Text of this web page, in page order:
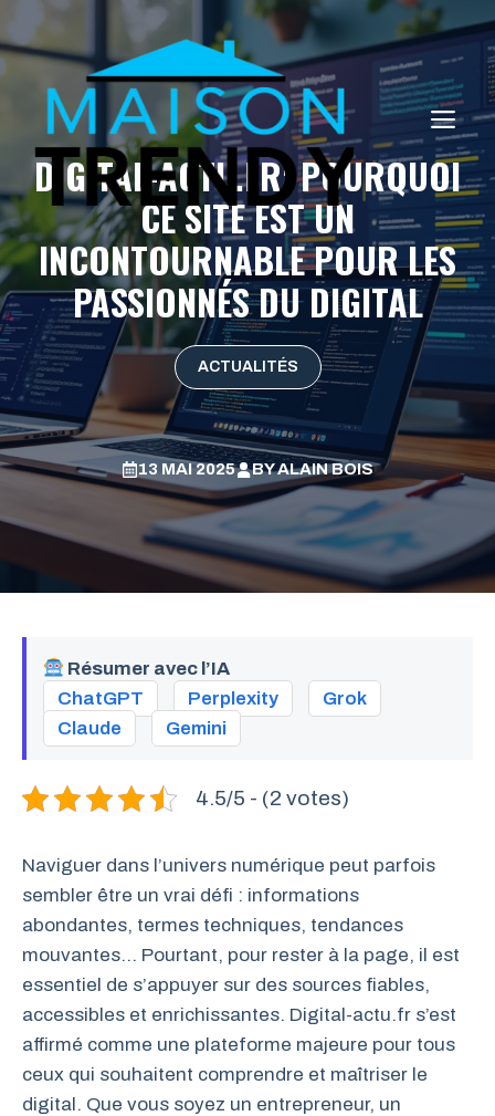
au
contenu
DIGITAL-ACTU.FR: POURQUOI
CE SITE EST UN
INCONTOURNABLE POUR LES
PASSIONNÉS DU DIGITAL
ACTUALITÉS
13 MAI 2025 BYALAIN BOIS
Résumer avec l’IA
ChatGPT
Perplexity
Grok
Claude
Gemini
4.5/5 - (2 votes)
Naviguer dans l’univers numérique peut parfois
sembler être un vrai défi : informations
abondantes, termes techniques, tendances
mouvantes… Pourtant, pour rester à la page, il est
essentiel de s’appuyer sur des sources fiables,
accessibles et enrichissantes. Digital-actu.fr s’est
affirmé comme une plateforme majeure pour tous
ceux qui souhaitent comprendre et maîtriser le
digital. Que vous soyez un entrepreneur, un